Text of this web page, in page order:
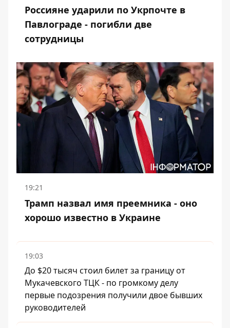
Россияне ударили по Укрпочте в
Павлограде - погибли две
сотрудницы
19:21
Трамп назвал имя преемника - оно
хорошо известно в Украине
19:03
До $20 тысяч стоил билет за границу от
Мукачевского ТЦК - по громкому делу
первые подозрения получили двое бывших
руководителей